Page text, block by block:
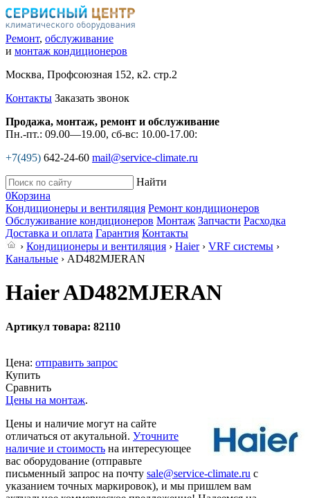
Ремонт, обслуживание
и монтаж кондиционеров
Москва, Профсоюзная 152, к2. стр.2
Контакты Заказать звонок
Продажа, монтаж, ремонт и обслуживание
Пн.-пт.: 09.00—19.00, сб-вс: 10.00-17.00:
+7(495) 642-24-60 mail@service-climate.ru
Найти
0Корзина
Кондиционеры и вентиляция Ремонт кондиционеров
Обслуживание кондиционеров Монтаж Запчасти Расходка
Доставка и оплата Гарантия Контакты
› Кондиционеры и вентиляция › Haier› VRF системы ›
Канальные › AD482MJERAN
Haier AD482MJERAN
Артикул товара: 82110
Цена: отправить запрос
Купить
Сравнить
Цены на монтаж.
Цены и наличие могут на сайте
отличаться от акутальной. Уточните
наличие и стоимость на интересующее
вас оборудование (отправьте
письменный запрос на почту sale@service-climate.ru с
указанием точных маркировок), и мы пришлем вам